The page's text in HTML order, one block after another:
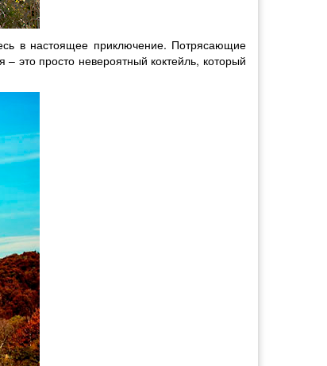
в настоящее приключение. Потрясающие
это просто невероятный коктейль, который